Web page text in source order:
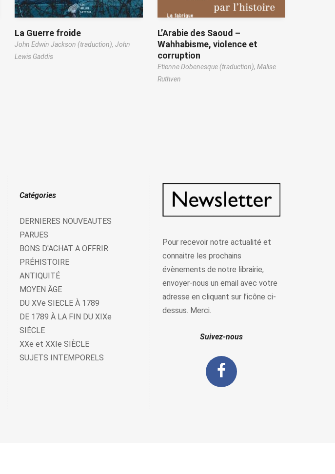
La Guerre froide
John Edwin Jackson (traduction), John
Lewis Gaddis
L’Arabie des Saoud –
Wahhabisme, violence et
corruption
Etienne Dobenesque (traduction), Malise
Ruthven
Catégories
DERNIERES NOUVEAUTES
PARUES
BONS D'ACHAT A OFFRIR
PRÉHISTOIRE
ANTIQUITÉ
MOYEN ÂGE
DU XVe SIECLE À 1789
DE 1789 À LA FIN DU XIXe
SIÈCLE
XXe et XXIe SIÈCLE
SUJETS INTEMPORELS
Pour recevoir notre actualité et
connaitre les prochains
évènements de notre librairie,
envoyer-nous un email avec votre
adresse en cliquant sur l’icône ci-
dessus. Merci.
Suivez-nous